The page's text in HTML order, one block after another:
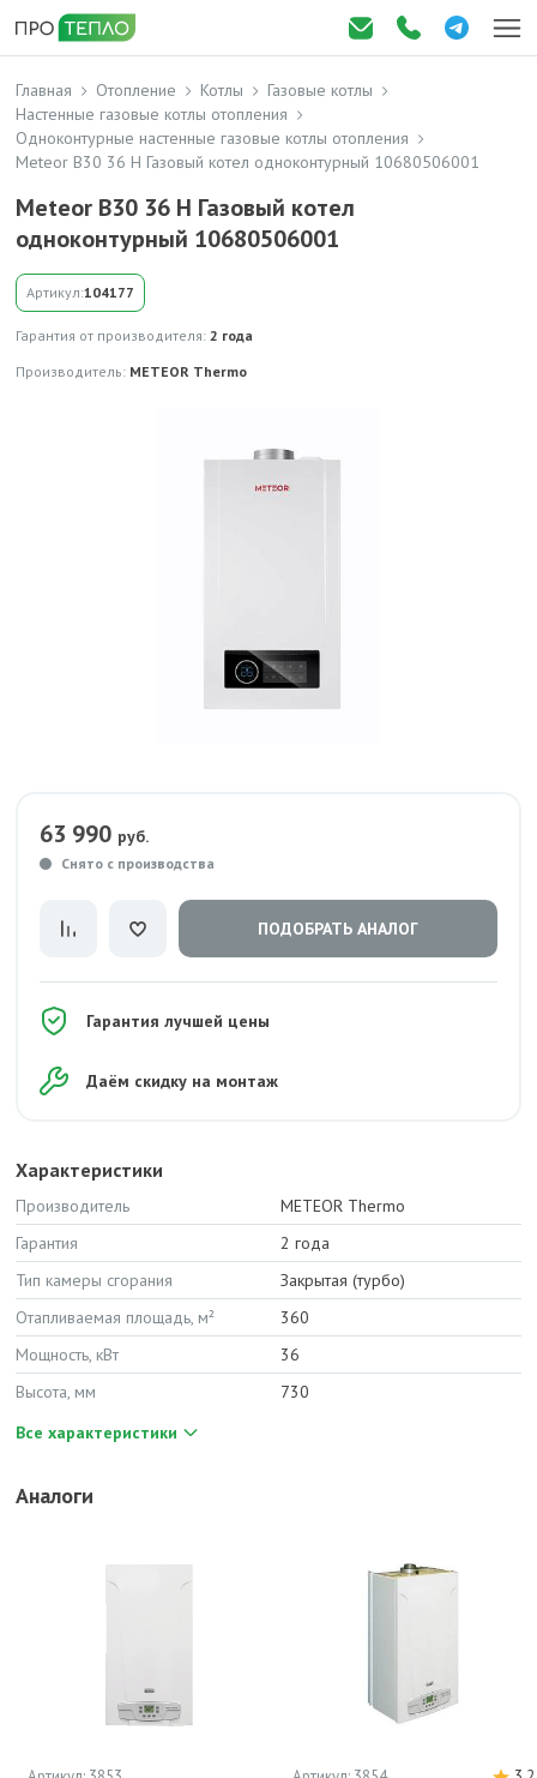
Главная Отопление Котлы
Газовые котлы
Настенные газовые котлы отопления
Одноконтурные настенные газовые котлы отопления
Meteor B30 36 H Газовый котел одноконтурный 10680506001
Meteor B30 36 H Газовый котел
одноконтурный 10680506001
Артикул:104177
Гарантия от производителя: 2 года
Производитель: METEOR Thermo
63 990 руб.
Снято с производства
ПОДОБРАТЬ АНАЛОГ
Гарантия лучшей цены
Даём скидку на монтаж
Характеристики
Производитель
METEOR Thermo
Гарантия
2 года
Тип камеры сгорания
Закрытая (турбо)
Отапливаемая площадь, м²
360
Мощность, кВт
36
Высота, мм
730
Все характеристики
Аналоги